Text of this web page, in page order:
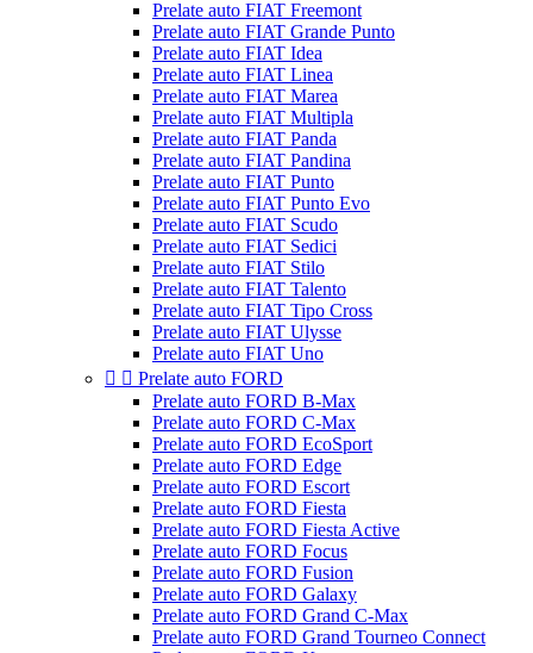
Prelate auto FIAT Freemont
Prelate auto FIAT Grande Punto
Prelate auto FIAT Idea
Prelate auto FIAT Linea
Prelate auto FIAT Marea
Prelate auto FIAT Multipla
Prelate auto FIAT Panda
Prelate auto FIAT Pandina
Prelate auto FIAT Punto
Prelate auto FIAT Punto Evo
Prelate auto FIAT Scudo
Prelate auto FIAT Sedici
Prelate auto FIAT Stilo
Prelate auto FIAT Talento
Prelate auto FIAT Tipo Cross
Prelate auto FIAT Ulysse
Prelate auto FIAT Uno
  Prelate auto FORD
Prelate auto FORD B-Max
Prelate auto FORD C-Max
Prelate auto FORD EcoSport
Prelate auto FORD Edge
Prelate auto FORD Escort
Prelate auto FORD Fiesta
Prelate auto FORD Fiesta Active
Prelate auto FORD Focus
Prelate auto FORD Fusion
Prelate auto FORD Galaxy
Prelate auto FORD Grand C-Max
Prelate auto FORD Grand Tourneo Connect